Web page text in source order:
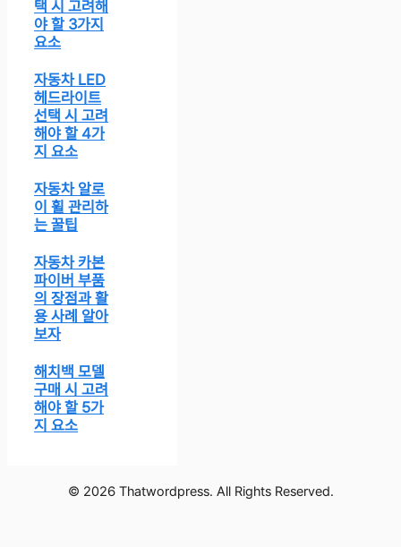
자동차 LED
헤드라이트
선택 시 고려
해야 할 4가
지 요소
자동차 알로
이 휠 관리하
는 꿀팁
자동차 카본
파이버 부품
의 장점과 활
용 사례 알아
보자
해치백 모델
구매 시 고려
해야 할 5가
지 요소